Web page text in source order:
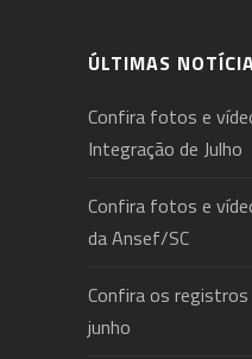
ÚLTIMAS
Confira fotos e
Integração de Julho
Confira fotos e
da Ansef/SC
Confira os registros
junho